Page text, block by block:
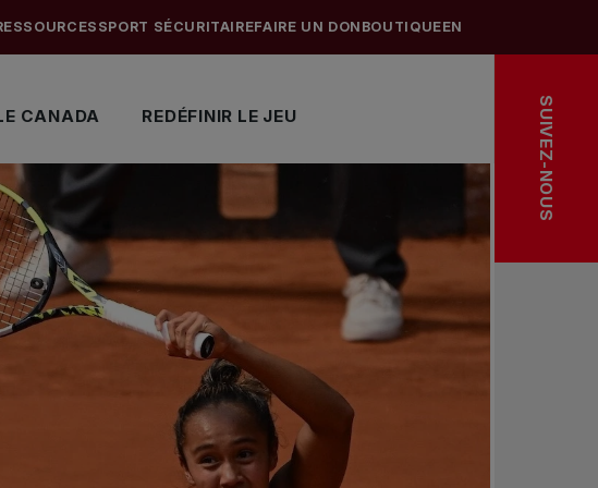
CANADA REDÉFINIR LE JEU
SPORT SÉCURITAIREFAIRE UN DON BOUTIQUEEN
SUIVEZ-NOUS